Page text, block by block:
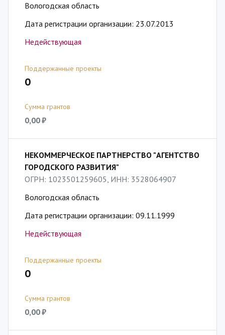
Вологодская область
Дата регистрации организации: 23.07.2013
Недействующая
Поддержанные проекты
0
Сумма грантов
0,00 ₽
НЕКОММЕРЧЕСКОЕ ПАРТНЕРСТВО "АГЕНТСТВО
ГОРОДСКОГО РАЗВИТИЯ"
ОГРН: 1023501259605, ИНН: 3528064907
Вологодская область
Дата регистрации организации: 09.11.1999
Недействующая
Поддержанные проекты
0
Сумма грантов
0,00 ₽